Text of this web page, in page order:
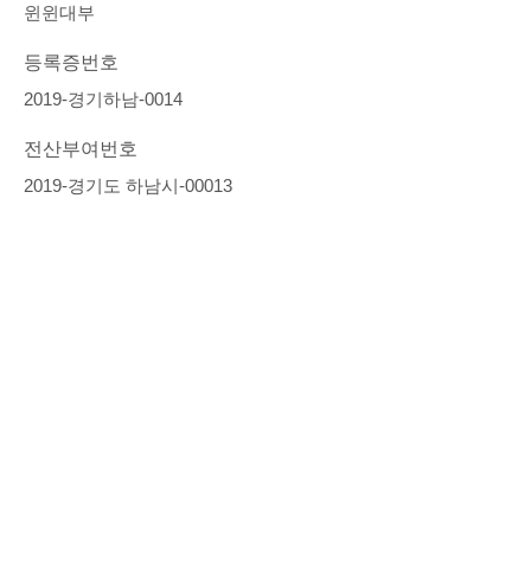
윈윈대부
등록증번호
2019-경기하남-0014
전산부여번호
2019-경기도 하남시-00013